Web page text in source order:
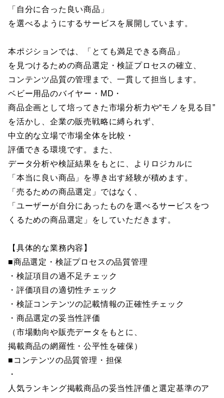
「自分に合った良い商品」
を選べるようにするサービスを展開しています。
本ポジションでは、「とても満足できる商品」
を見つけるための商品選定・検証プロセスの確立、
コンテンツ品質の管理まで、一貫して担当します。
ベビー用品のバイヤー・MD・
商品企画として培ってきた市場分析力や“モノを見る目”
を活かし、企業の販売戦略に縛られず、
中立的な立場で市場全体を比較・
評価できる環境です。また、
データ分析や検証結果をもとに、よりロジカルに
「本当に良い商品」を導き出す経験が積めます。
「売るための商品選定」ではなく、
「ユーザーが自分にあったものを選べるサービスをつ
くるための商品選定」をしていただきます。
【具体的な業務内容】
■商品選定・検証プロセスの品質管理
・検証項目の過不足チェック
・評価項目の適切性チェック
・検証コンテンツの記載情報の正確性チェック
・商品選定の妥当性評価
（市場動向や販売データをもとに、
掲載商品の網羅性・公平性を確保）
■コンテンツの品質管理・担保
・
人気ランキング掲載商品の妥当性評価と選定基準のア